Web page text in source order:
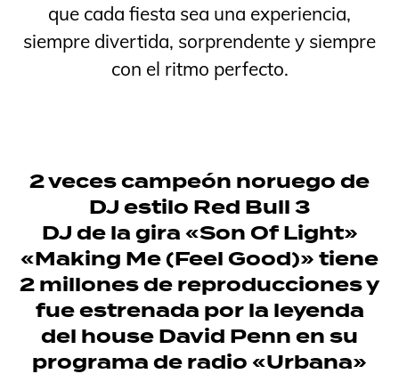
que cada fiesta sea una experiencia,
siempre divertida, sorprendente y siempre
con el ritmo perfecto.
2 veces campeón noruego de
DJ estilo Red Bull 3
DJ de la gira «Son Of Light»
«Making Me (Feel Good)» tiene
2 millones de reproducciones y
fue estrenada por la leyenda
del house David Penn en su
programa de radio «Urbana»